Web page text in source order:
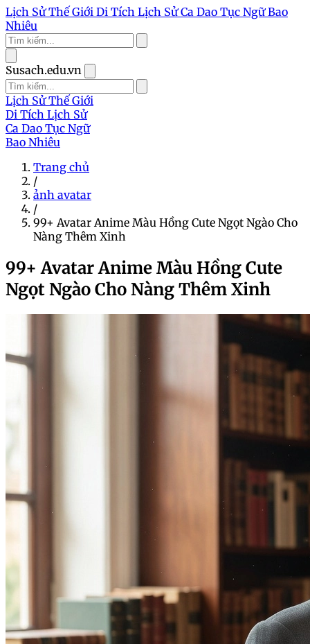
Lịch Sử Thế Giới Di Tích Lịch SửCa Dao Tục NgữBao
Nhiêu
Susach.edu.vn
Lịch Sử Thế Giới
Di Tích Lịch Sử
Ca Dao Tục Ngữ
Bao Nhiêu
Trang chủ
/
ảnh avatar
/
99+ Avatar Anime Màu Hồng Cute Ngọt Ngào Cho
Nàng Thêm Xinh
99+ Avatar Anime Màu Hồng Cute
Ngọt Ngào Cho Nàng Thêm Xinh